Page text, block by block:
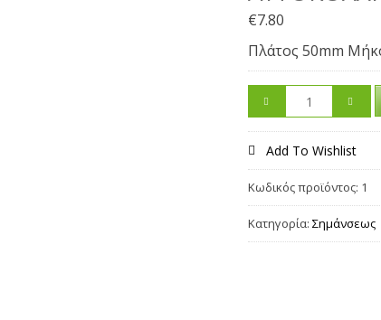
€7.80
Πλάτος 50mm
Add To Wishlist
Κωδικός προϊόντος: 1
Κατηγορία:Σημάνσεως